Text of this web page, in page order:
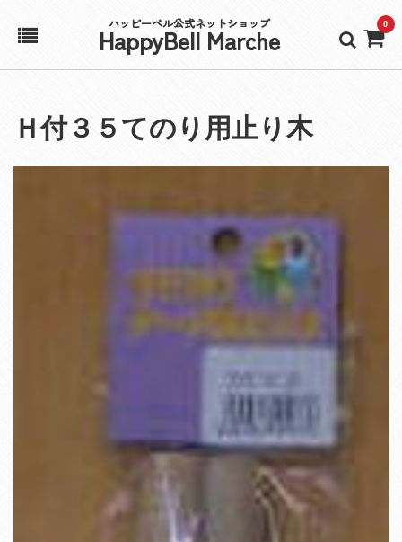
ハッピーベル公式ネットショップ
HappyBell Marche 0
アカウント
Ｈ付３５てのり用止り木